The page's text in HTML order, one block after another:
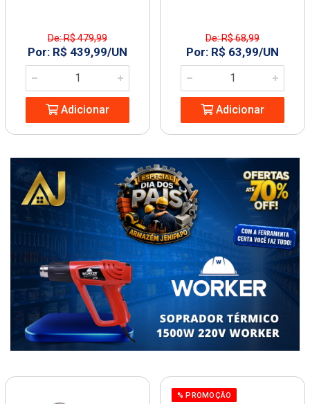
De: R$ 479,99
Por: R$ 439,99/UN
Adicionar
De: R$ 68,99
Por: R$ 63,99/UN
Adicionar
% PROMOÇÃO